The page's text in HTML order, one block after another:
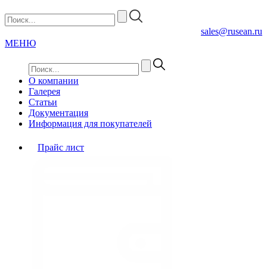
sales@rusean.ru
МЕНЮ
О компании
Галерея
Статьи
Документация
Информация для покупателей
Прайс лист